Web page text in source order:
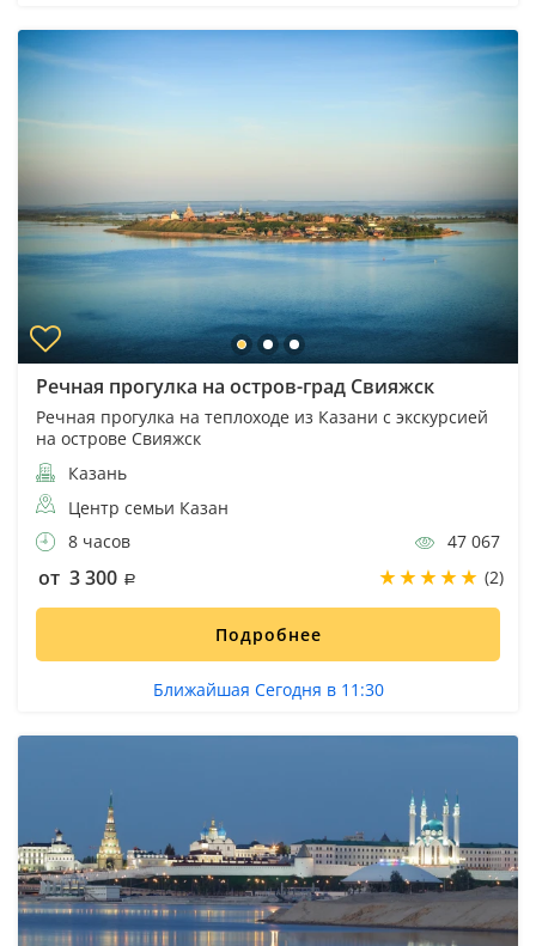
Речная прогулка на остров-град Свияжск
Речная прогулка на теплоходе из Казани с экскурсией
на острове Свияжск
Казань
Центр семьи Казан
8 часов
47 067
от 3 300 (2)
Подробнее
Ближайшая Сегодня в 11:30